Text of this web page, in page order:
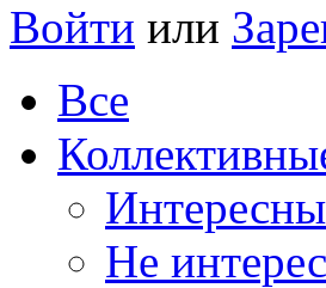
Войти или
Все
Не